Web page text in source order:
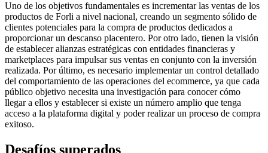
Uno de los objetivos fundamentales es incrementar las ventas de los
productos de Forli a nivel nacional, creando un segmento sólido de
clientes potenciales para la compra de productos dedicados a
proporcionar un descanso placentero. Por otro lado, tienen la visión
de establecer alianzas estratégicas con entidades financieras y
marketplaces para impulsar sus ventas en conjunto con la inversión
realizada. Por último, es necesario implementar un control detallado
del comportamiento de las operaciones del ecommerce, ya que cada
público objetivo necesita una investigación para conocer cómo
llegar a ellos y establecer si existe un número amplio que tenga
acceso a la plataforma digital y poder realizar un proceso de compra
exitoso.
Desafíos superados